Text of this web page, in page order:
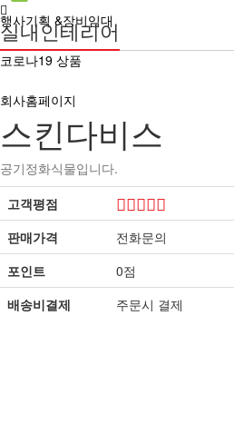
행사기획 &장비임대
코로나19 상품
회사홈페이지
실내인테리어
스킨다비스
공기정화식물입니다.
고객평점
판매가격
전화문의
포인트
0점
배송비결제
주문시 결제